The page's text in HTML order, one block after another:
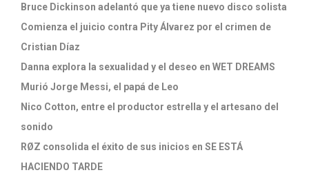
Bruce Dickinson adelantó que ya tiene nuevo disco solista
Comienza el juicio contra Pity Álvarez por el crimen de
Cristian Díaz
Danna explora la sexualidad y el deseo en WET DREAMS
Murió Jorge Messi, el papá de Leo
Nico Cotton, entre el productor estrella y el artesano del
sonido
RØZ consolida el éxito de sus inicios en SE ESTÁ
HACIENDO TARDE